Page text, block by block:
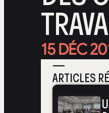
15 DÉC
—
ARTICLES